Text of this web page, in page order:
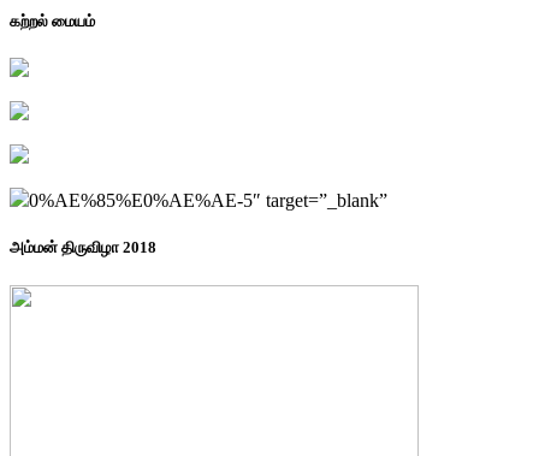
கற்றல் மையம்
0%AE%85%E0%AE%AE-5″ target=”_blank”
அம்மன் திருவிழா 2018